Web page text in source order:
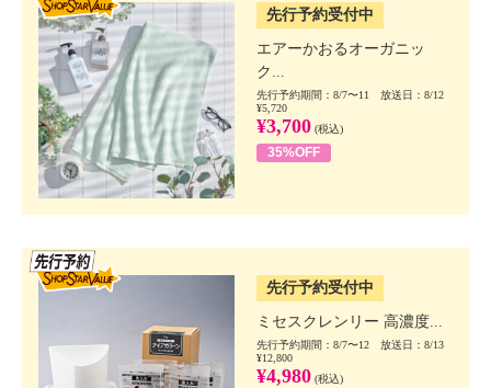
先行予約受付中
エアーかおるオーガニッ
ク...
先行予約期間：8/7〜11 放送日：8/12
¥5,720
¥3,700 (税込)
35%OFF
先行予約受付中
ミセスクレンリー 高濃度...
先行予約期間：8/7〜12 放送日：8/13
¥12,800
¥4,980 (税込)